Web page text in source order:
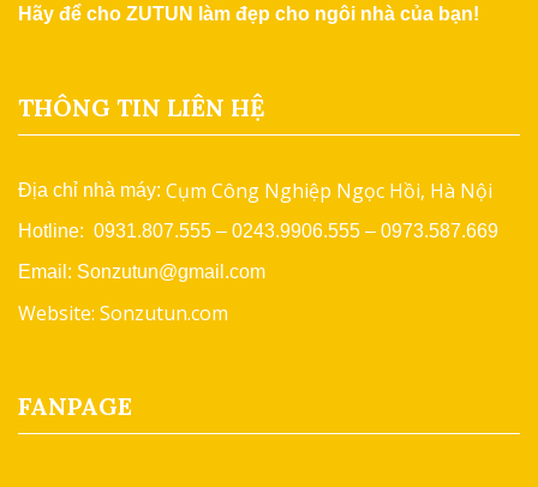
Hãy để cho ZUTUN làm đẹp cho ngôi nhà của bạn!
THÔNG TIN LIÊN HỆ
Địa chỉ nhà máy: Cụm Công Nghiệp Ngọc Hồi, Hà Nội
Hotline: 0931.807.555 – 0243.9906.555 – 0973.587.669
Email: Sonzutun@gmail.com
Website: Sonzutun.com
FANPAGE